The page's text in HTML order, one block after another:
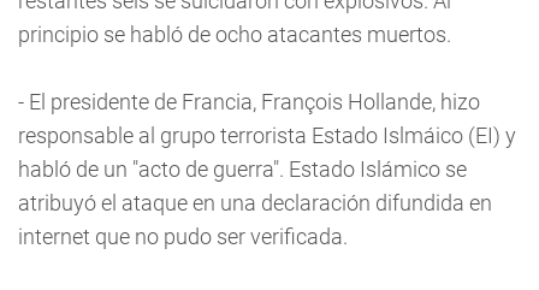
principio se habló de ocho atacantes muertos.
- El presidente de Francia, François Hollande, hizo
responsable al grupo terrorista Estado Islmáico (EI) y
habló de un "acto de guerra". Estado Islámico se
atribuyó el ataque en una declaración difundida en
internet que no pudo ser verificada.